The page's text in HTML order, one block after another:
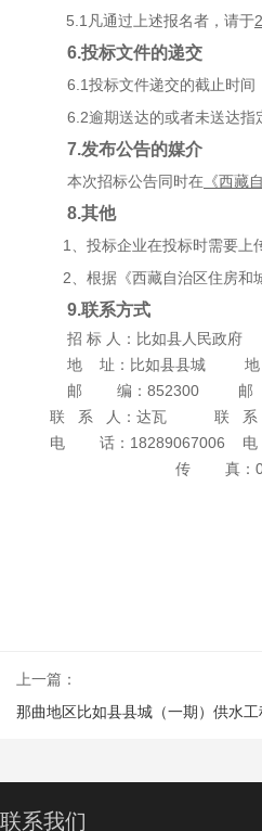
5.1凡通过上述报名者，请于
6.投标文件的递交
6.1投标文件递交的截止时间
6.2逾期送达的或者未送达
7.发布公告的媒介
本次招标公告同时在 《西藏
8.其他
1、投标企业在投标时需要上
2、根据《西藏自治区住房和
9.联系方式
招 标 人： 比如县人民政府
地 址：比如县县城 地
邮 编：852300 邮
联 系 人：达瓦 联 系
电 话：18289067006 电
传 真：0891-
上一篇：
那曲地区比如县县城（一期）供水
联系我们